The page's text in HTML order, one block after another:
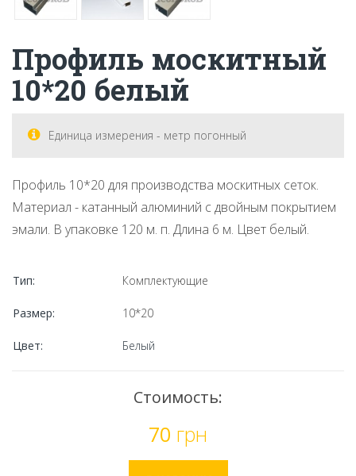
Профиль москитный
10*20 белый
Единица измерения - метр погонный
Профиль 10*20 для производства москитных сеток.
Материал - катанный алюминий с двойным покрытием
эмали. В упаковке 120 м. п. Длина 6 м. Цвет белый.
Тип: Комплектующие
Размер: 10*20
Цвет: Белый
Стоимость:
70 грн